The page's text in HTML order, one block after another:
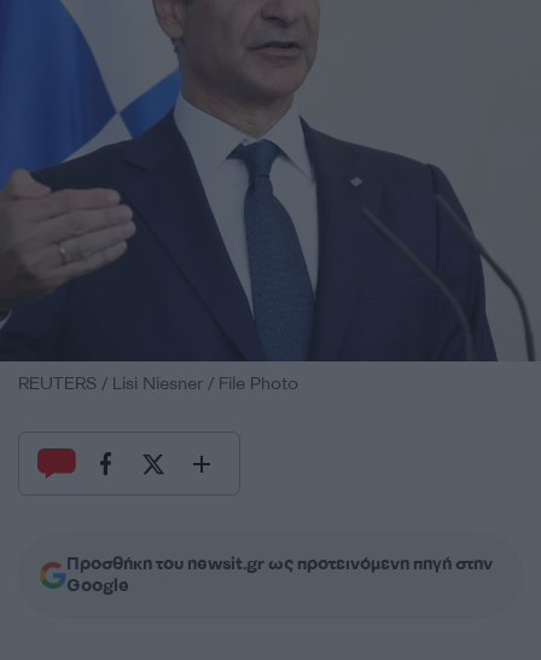
REUTERS / Lisi Niesner / File Photo
Προσθήκη του newsit.gr ως προτεινόμενη πηγή στην
Google